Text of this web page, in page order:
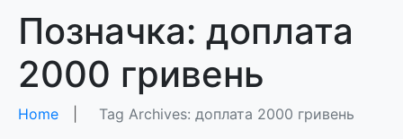
Позначка: доплата
2000 гривень
Home Tag Archives: доплата 2000 гривень